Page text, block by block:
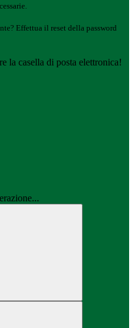
Effettua il reset della password
la casella di posta elettronica!